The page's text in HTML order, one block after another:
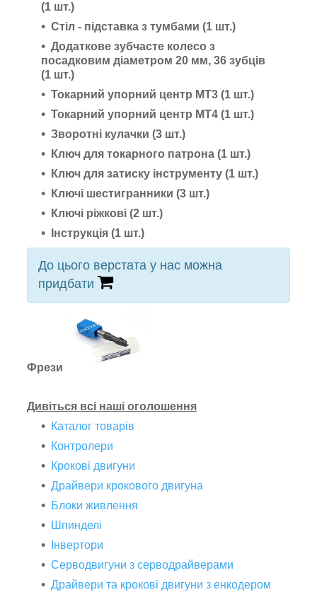
(1 шт.)
Стіл - підставка з тумбами (1 шт.)
Додаткове зубчасте колесо з
посадковим діаметром 20 мм, 36 зубців
(1 шт.)
Токарний упорний центр МТ3 (1 шт.)
Токарний упорний центр МТ4 (1 шт.)
Зворотні кулачки (3 шт.)
Ключ для токарного патрона (1 шт.)
Ключ для затиску інструменту (1 шт.)
Ключі шестигранники (3 шт.)
Ключі ріжкові (2 шт.)
Інструкція (1 шт.)
До цього верстата у нас можна
придбати
Фрези
Дивіться всі наші оголошення
Каталог товарів
Контролери
Крокові двигуни
Драйвери крокового двигуна
Блоки живлення
Шпинделі
Інвертори
Серводвигуни з серводрайверами
Драйвери та крокові двигуни з енкодером